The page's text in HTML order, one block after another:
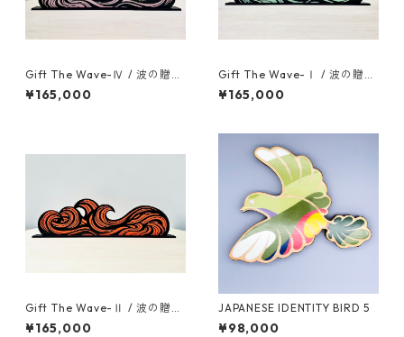
Gift The Wave-Ⅳ / 波の贈り
物-Ⅳ
¥165,000
Gift The Wave-Ⅰ / 波の贈り
物-Ⅰ
¥165,000
Gift The Wave-Ⅱ / 波の贈り
物-Ⅱ
¥165,000
JAPANESE IDENTITY BIRD 5
¥98,000